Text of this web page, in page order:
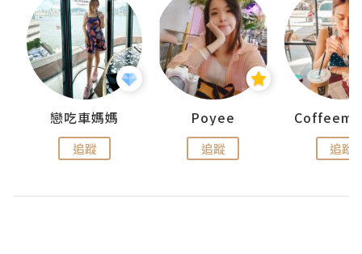
戀吃車媽媽
追蹤
Poyee
追蹤 追蹤